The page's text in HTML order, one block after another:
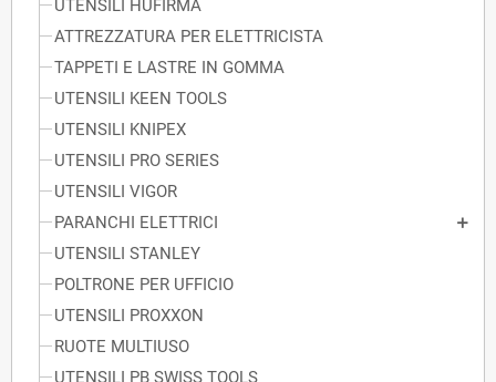
UTENSILI HUFIRMA
ATTREZZATURA PER ELETTRICISTA
TAPPETI E LASTRE IN GOMMA
UTENSILI KEEN TOOLS
UTENSILI KNIPEX
UTENSILI PRO SERIES
UTENSILI VIGOR
PARANCHI ELETTRICI
UTENSILI STANLEY
POLTRONE PER UFFICIO
UTENSILI PROXXON
RUOTE MULTIUSO
UTENSILI PB SWISS TOOLS